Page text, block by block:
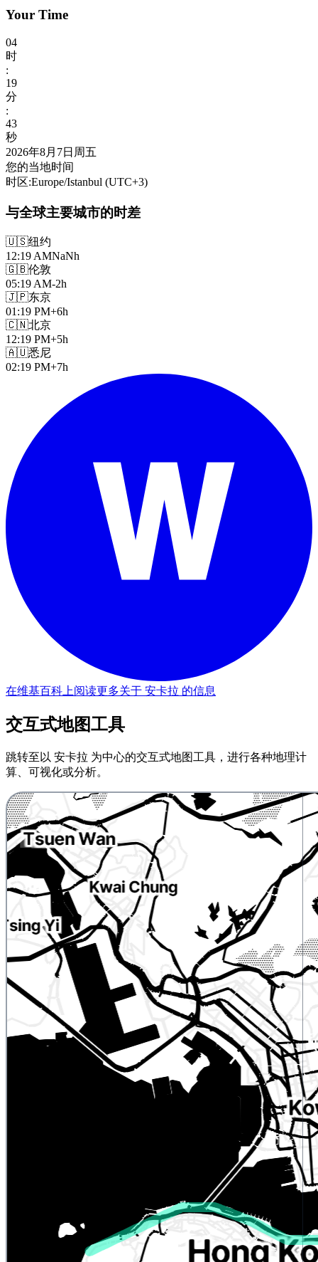
Your Time
04
时
:
19
分
:
45
秒
2026年8月7日周五
您的当地时间
时区:Europe/Istanbul (UTC+3)
与全球主要城市的时差
🇺🇸纽约
12:19 AMNaNh
🇬🇧伦敦
05:19 AM-2h
🇯🇵东京
01:19 PM+6h
🇨🇳北京
12:19 PM+5h
🇦🇺悉尼
02:19 PM+7h
在维基百科上阅读更多关于 安卡拉 的信息
交互式地图工具
跳转至以 安卡拉 为中心的交互式地图工具，进行各种地理计
算、可视化或分析。